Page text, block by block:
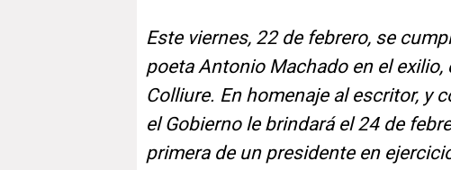
Este viernes, 22 de febrero, se
poeta Antonio Machado en el
Colliure. En homenaje al escritor, y
el Gobierno le brindará el 24 de
primera de un presidente en